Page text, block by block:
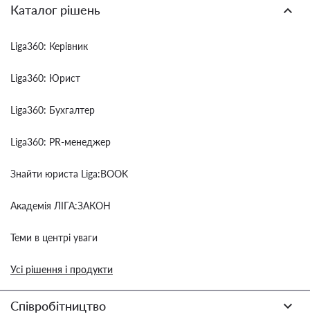
Каталог рішень
Liga360: Керівник
Liga360: Юрист
Liga360: Бухгалтер
Liga360: PR-менеджер
Знайти юриста Liga:BOOK
Академія ЛІГА:ЗАКОН
Теми в центрі уваги
Усі рішення і продукти
Співробітництво